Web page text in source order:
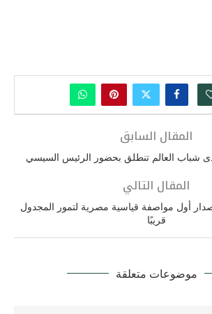
المقال السابق
شباب العالم تنطلق بحضور الرئيس السيسي
المقال التالي
أول مواصفة قياسية مصرية لتمور المجدول
قريبًا
موضوعات متعلقة